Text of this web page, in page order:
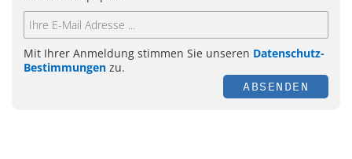
Mit Ihrer Anmeldung stimmen Sie unseren Datenschutz-
Bestimmungen zu.
ABSENDEN